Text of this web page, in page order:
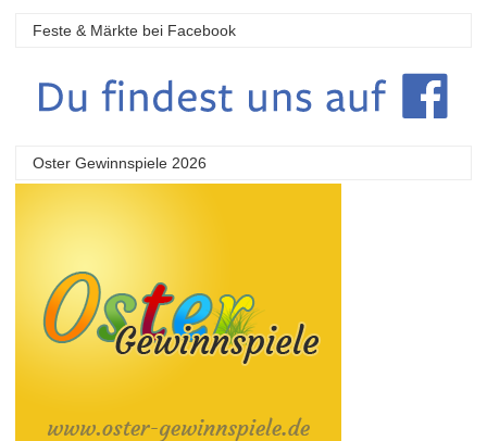
Feste & Märkte bei Facebook
Oster Gewinnspiele 2026